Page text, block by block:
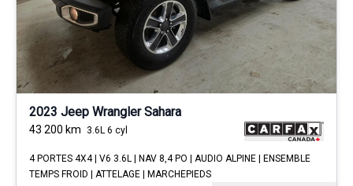
2023 Jeep Wrangler Sahara
43 200 km 3.6L 6 cyl
4 PORTES 4X4 | V6 3.6L | NAV 8,4 PO | AUDIO ALPINE | ENSEMBLE
TEMPS FROID | ATTELAGE | MARCHEPIEDS